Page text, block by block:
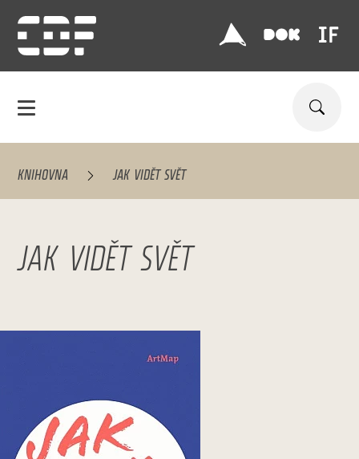
KNIHOVNA JAK VIDĚT SVĚT
JAK VIDĚT SVĚT